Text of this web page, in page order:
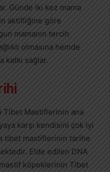
Günde iki kez mama
aktifliğine göre
mamanın tercih
olmasına hemde
katkı sağlar.
Tibet Mastiflerinin ana
karşı kendisini çok iyi
tibet mastiflerinin tarihe
Elde edilen DNA
köpeklerinin Tibet